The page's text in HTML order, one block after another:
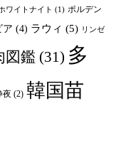
ワイトナイト (1) ポルデン
ア (4) ラウィ (5) リンゼ
図鑑 (31) 多
夜 (2) 韓国苗